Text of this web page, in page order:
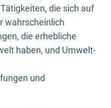
die sich auf
wahrscheinlich
die erhebliche
haben, und Umwelt-
und